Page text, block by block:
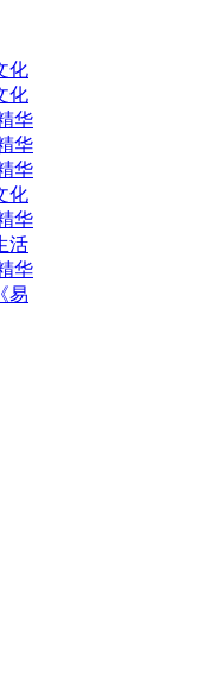
化
化
华
华
华
化
华
活
华
易